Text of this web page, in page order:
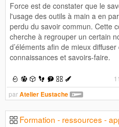
Force est de constater que le
l'usage des outils à main a en
perdu du savoir commun. Cette
cherche à regrouper un certain
d’éléments afin de mieux diffuser
connaissances et savoirs-faire.
parAtelier Eustache
Formation - ressources -